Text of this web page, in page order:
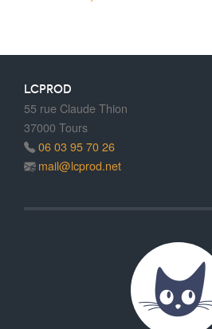
LCPROD
55 rue Claude Thion
37000 Tours
06 03 95 70 26
mail@lcprod.net